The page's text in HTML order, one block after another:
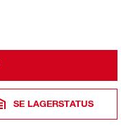
SE LAGERSTATUS